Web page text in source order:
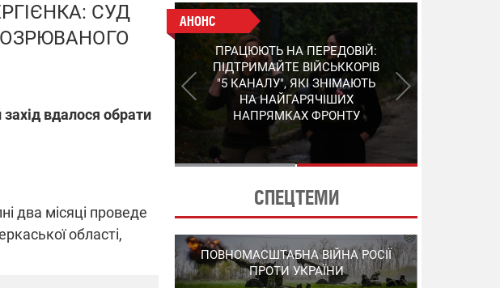
СУД
вдалося обрати
два місяці проведе
області,
АНОНС
КІНЕЦЬ ВОРОЖИМ
"МОЛНІЯМ" ТА FPV: ЯК
УКРАЇНСЬКИЙ STEP-3
ЗМІНЮЄ ПРАВИЛА ГРИ –
ПОДРОБИЦІ ПРО
ПЕРЕХОПЛЮВАЧ
АНОНС
ПРАЦЮЮТЬ НА ПЕРЕДОВІЙ:
ПІДТРИМАЙТЕ ВІЙСЬККОРІВ
"5 КАНАЛУ", ЯКІ ЗНІМАЮТЬ
НА НАЙГАРЯЧІШИХ
НАПРЯМКАХ ФРОНТУ
СПЕЦТЕМИ
ПОВНОМАСШТАБНА ВІЙНА РОСІЇ
ПРОТИ УКРАЇНИ